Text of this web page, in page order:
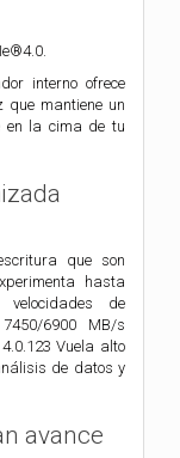
interno ofrece
que mantiene un
en la cima de tu
que son
hasta
velocidades de
6900 MB/s
Vuela alto
de datos y
avance